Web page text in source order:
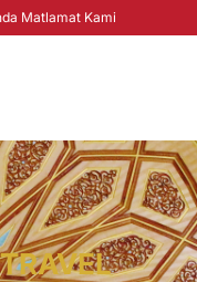
Matlamat Kami